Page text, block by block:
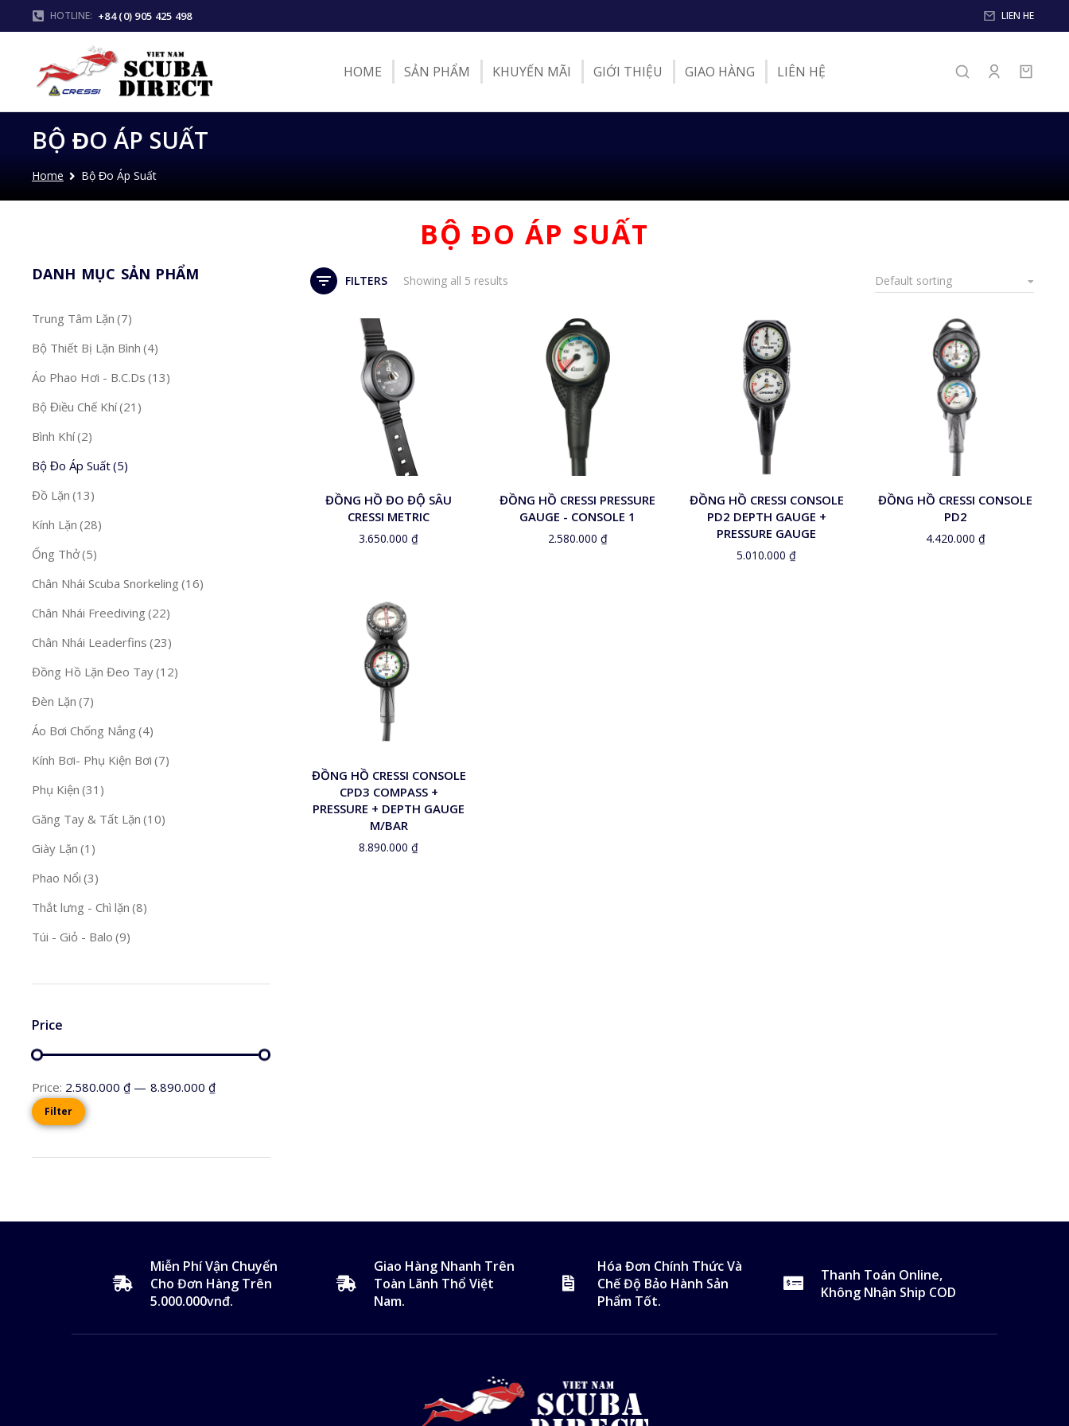
HOTLINE: +84 (0) 905 425 498 LIEN HE
HOME SẢN PHẨM KHUYẾN MÃI GIỚI THIỆU GIAO HÀNG LIÊN HỆ
BỘ ƉO ÁP SUẤT
You are here:
Home Bộ Ɖo Áp Suất
BỘ ƉO ÁP SUẤT
DANH MỤC SẢN PHẨM
Trung Tâm Lặn (7)
Bộ Thiết Bị Lặn Bình (4)
Áo Phao Hơi - B.C.Ds (13)
Bộ Ɖiều Chế Khí(21)
Bình Khí(2)
Bộ Ɖo Áp Suất(5)
Đồ Lặn (13)
Kính Lặn (28)
Ống Thở(5)
Chân Nhái Scuba Snorkeling (16)
Chân Nhái Freediving (22)
Chân Nhái Leaderfins (23)
Đồng Hồ Lặn Đeo Tay(12)
Đèn Lặn (7)
Áo Bơi Chống Nắng (4)
Kính Bơi- Phụ Kiện Bơi (7)
Phụ Kiện (31)
Găng Tay & Tất Lặn (10)
Giày Lặn (1)
Phao Nổi (3)
Thắt lưng - Chì lặn (8)
Túi - Giỏ - Balo (9)
Price
Price: 2.580.000 ₫ — 8.890.000 ₫
Filter
FILTERS Showing all 5 results
ĐỒNG HỒ ĐO ĐỘ SÂU
CRESSI METRIC
3.650.000₫
ĐỒNG HỒ CRESSI PRESSURE
GAUGE - CONSOLE 1
2.580.000 ₫
ĐỒNG HỒ CRESSI CONSOLE
PD2 DEPTH GAUGE +
PRESSURE GAUGE
5.010.000₫
ĐỒNG HỒ CRESSI CONSOLE
PD2
4.420.000 ₫
ĐỒNG HỒ CRESSI CONSOLE
CPD3 COMPASS +
PRESSURE + DEPTH GAUGE
M/BAR
8.890.000₫
Miễn Phí Vận Chuyển
Cho Đơn Hàng Trên
5.000.000vnđ.
Giao Hàng Nhanh Trên
Toàn Lãnh Thổ Việt
Nam.
Hóa Đơn Chính Thức Và
Chế Độ Bảo Hành Sản
Phẩm Tốt.
Thanh Toán Online,
Không Nhận Ship COD